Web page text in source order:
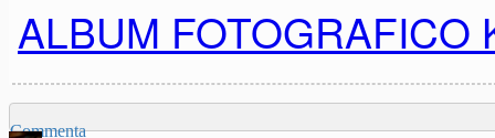
)
Ovviamente l'annuncio é
ALBUM FOTOGRAFICO
Commenta